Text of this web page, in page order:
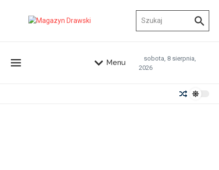
Menu
sobota, 8 sierpnia,
2026